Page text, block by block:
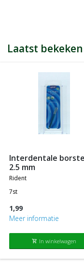
Tijdens het afrekenen
spaarpunten in te
In jouw
spaarpunten bekijken.
LET OP: Je ontvangt
een bepaalde
aangeboden, m.a.w. je
producten die tegen
Laatst bekeken
interdentale borstel
2.5 mm
rident
7st
1,99
Meer informatie
shopping_cart In winkelwagen